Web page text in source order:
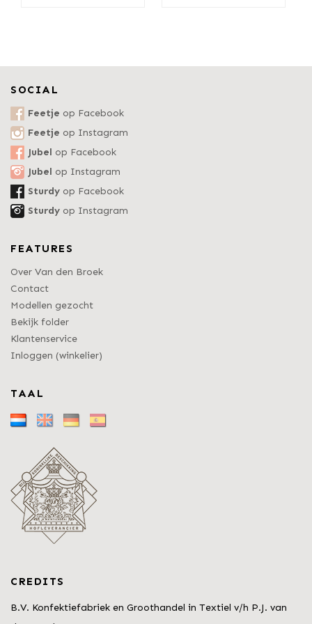
SOCIAL
Feetje op Facebook
Feetje op Instagram
Jubel op Facebook
Jubel op Instagram
Sturdy op Facebook
Sturdy op Instagram
FEATURES
Over Van den Broek
Contact
Modellen gezocht
Bekijk folder
Klantenservice
Inloggen (winkelier)
TAAL
CREDITS
B.V. Konfektiefabriek en Groothandel in Textiel v/h P.J. van